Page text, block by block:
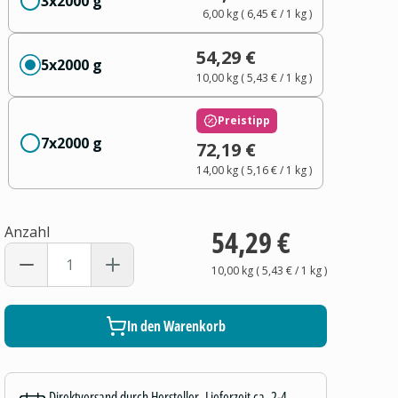
6,00 kg( 6,45 €/ 1 kg)
5x2000 g 54,29 €
10,00 kg(5,43 €/ 1 kg)
7x2000 g
Preistipp
72,19 €
14,00 kg(5,16 €/ 1 kg)
Anzahl 54,29 €
10,00 kg(5,43 €/ 1 kg)
In den Warenkorb